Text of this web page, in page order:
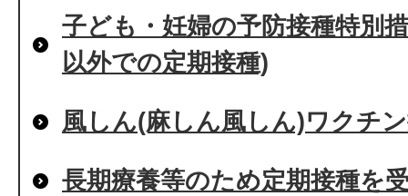
子ども・妊婦の予防接種特別
以外での定期接種)
風しん(麻しん風しん)ワクチ
長期療養等のため定期接種を